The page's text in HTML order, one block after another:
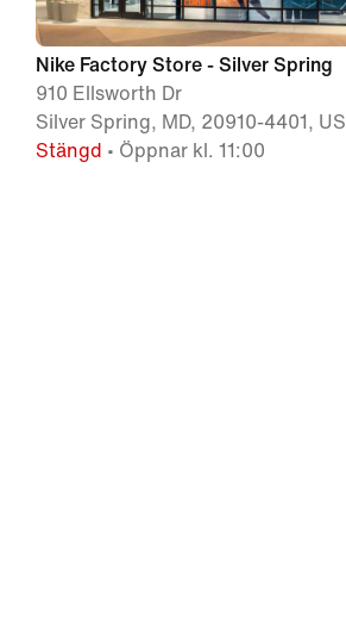
Nike Factory Store - Silver Spring
910 Ellsworth Dr
Silver Spring, MD, 20910-4401, US
Stängd • Öppnar kl. 11:00